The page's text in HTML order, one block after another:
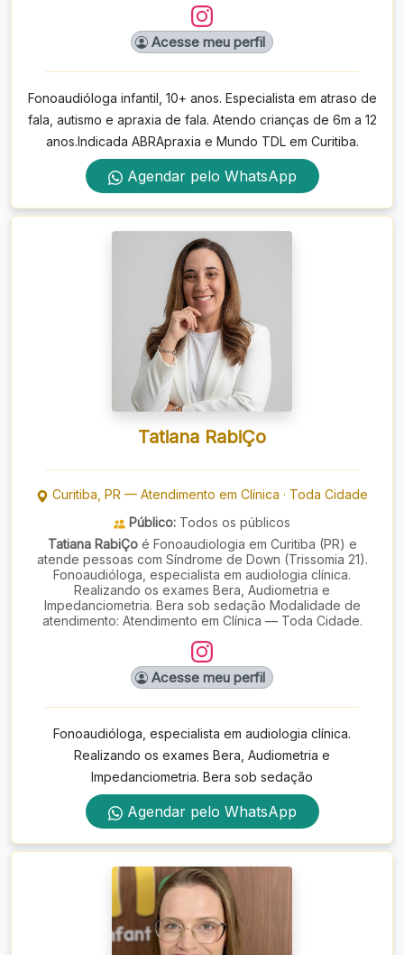
Acesse meu perfil
Fonoaudióloga infantil, 10+ anos. Especialista em atraso de
fala, autismo e apraxia de fala. Atendo crianças de 6m a 12
anos.Indicada ABRApraxia e Mundo TDL em Curitiba.
Agendar pelo WhatsApp
Tatiana RabiÇo
Curitiba PR — Atendimento em Clínica · Toda Cidade
Público: Todos os públicos
Tatiana RabiÇoé Fonoaudiologia em Curitiba (PR) e
atende pessoas com Síndrome de Down (Trissomia 21).
Fonoaudióloga, especialista em audiologia clínica.
Realizando os exames Bera, Audiometria e
Impedanciometria. Bera sob sedação Modalidade de
atendimento: Atendimento em Clínica — Toda Cidade.
Acesse meu perfil
Fonoaudióloga, especialista em audiologia clínica.
Realizando os exames Bera, Audiometria e
Impedanciometria. Bera sob sedação
Agendar pelo WhatsApp